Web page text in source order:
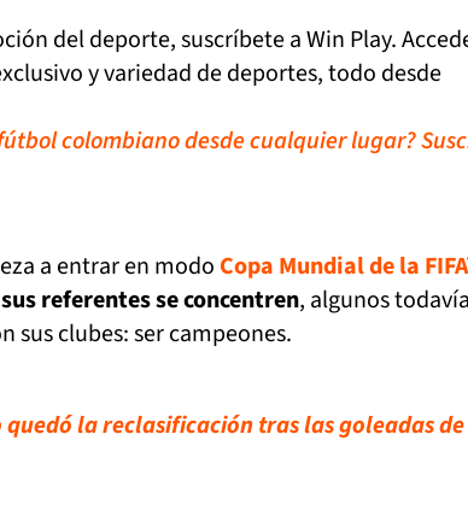
del deporte, suscríbete a Win Play.
y variedad de deportes, todo desde
colombiano desde cualquier lugar?
a entrar en modo Copa Mundial de la
referentes se concentren, algunos todavía
sus clubes: ser campeones.
la reclasificación tras las goleadas de